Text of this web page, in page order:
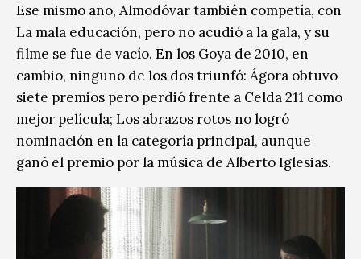
Ese mismo año, Almodóvar también competía, con
La mala educación, pero no acudió a la gala, y su
filme se fue de vacío. En los Goya de 2010, en
cambio, ninguno de los dos triunfó: Ágora obtuvo
siete premios pero perdió frente a Celda 211 como
mejor película; Los abrazos rotos no logró
nominación en la categoría principal, aunque
ganó el premio por la música de Alberto Iglesias.